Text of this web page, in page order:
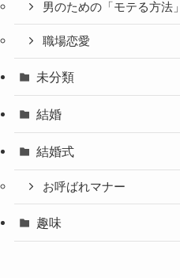
男のための「モテる方法」
職場恋愛
未分類
結婚
結婚式
お呼ばれマナー
趣味